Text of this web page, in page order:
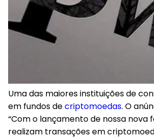
Uma das maiores instituições de
em fundos decriptomoedas. O
“Com o lançamento de nossa
realizam transações em